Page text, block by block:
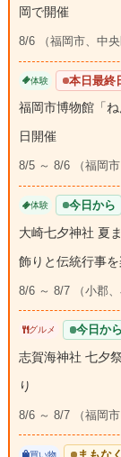
岡で開催
8/6 （福岡市、中央
体験 本日最終
福岡市博物館「
日開催
8/5 ～ 8/6 （福岡市
体験 今日から
大崎七夕神社 夏
飾りと伝統行事
8/6 ～ 8/7 （小郡、
グルメ 今日から
志賀海神社 七夕
り
8/6 ～ 8/7 （福岡市
買い物